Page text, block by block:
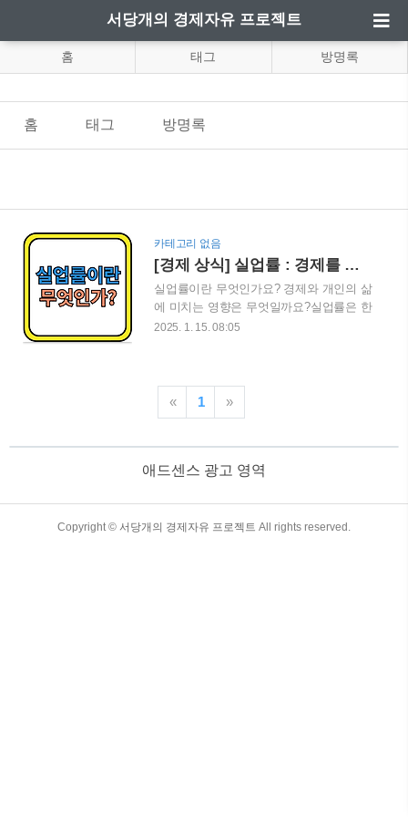
서당개의 경제자유 프로젝트
홈 태그 방명록
홈 태그 방명록
카테고리 없음
[경제 상식] 실업률 : 경제를 이해하는 핵심 지표
실업률이란 무엇인가요? 경제와 개인의 삶
에 미치는 영향은 무엇일까요?실업률은 한
국가의 경제 상태를 보여주는 주요 지표
를 반영하는 중요한 지표입니다. 이번 블
로그 게시글에서는 실업률의 정의, 종류,
차 실업률 : 경제를 이해하는 핵심 지표
무엇인가?실업률은 경제활동인구(일할 의
지와 능력이 있는 사람들) 중 실업자의 비
2025. 1. 15. 08:05
« 1 »
애드센스 광고 영역
Copyright © 서당개의 경제자유 프로젝트 All rights reserved.
TistoryWhaleSkin3.4